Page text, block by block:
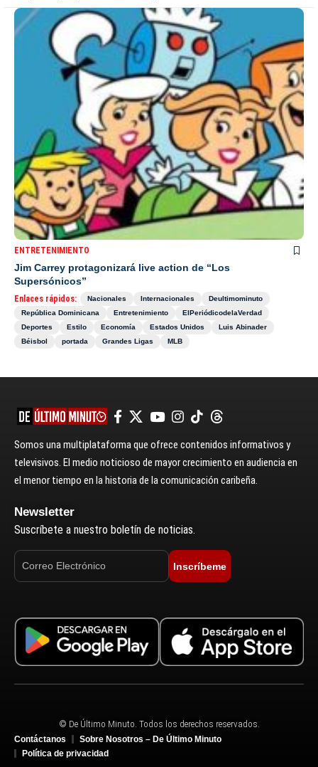
ENTRETENIMIENTO
Jim Carrey protagonizará live action de “Los
Supersónicos”
Enlaces rápidos: Nacionales Internacionales
Deultimominuto
República Dominicana
Entretenimiento
ElPeriódicodelaVerdad
Deportes
Estilo Economía Estados Unidos
Luis Abinader
Béisbol
portada Grandes Ligas MLB
Somos una multiplataforma que ofrece contenidos informativos y
televisivos. El medio noticioso de mayor crecimiento en audiencia en
el menor tiempo en la historia de la comunicación caribeña.
Newsletter
Suscríbete a nuestro boletín de noticias.
Inscríbeme
© De Último Minuto. Todos los derechos reservados.
Contáctanos
Sobre Nosotros – De Último Minuto
Política de privacidad